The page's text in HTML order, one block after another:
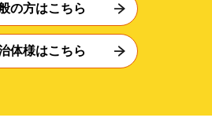
の方はこちら
体様はこちら